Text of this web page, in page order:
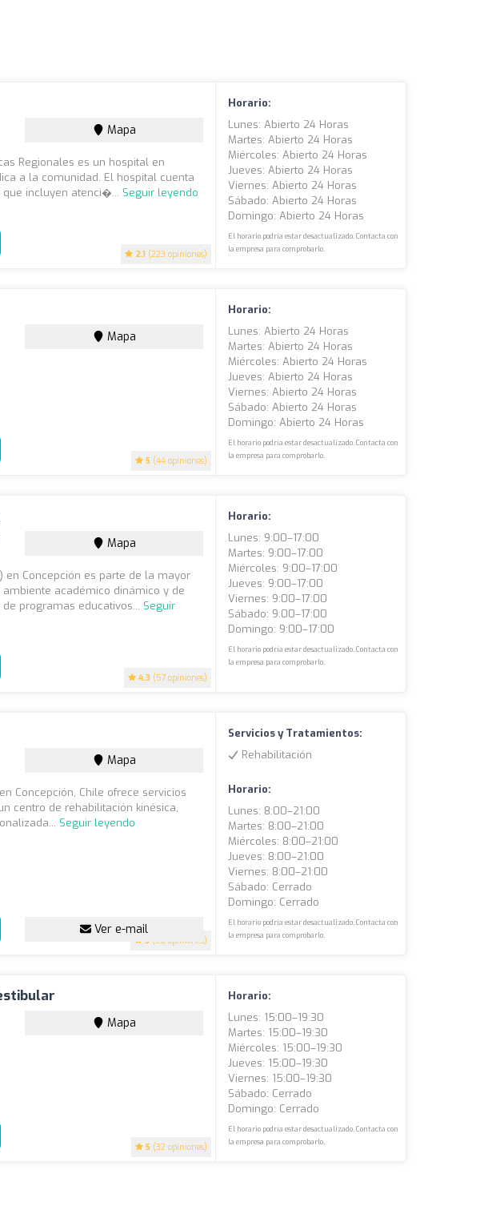
2.1 (223 opiniones)
Mapa
Regionales es un hospital en
a la comunidad. El hospital cuenta
incluyen atenci�... Seguir leyendo
Horario:
Lunes: Abierto 24 Horas
Martes: Abierto 24 Horas
Miércoles: Abierto 24 Horas
Jueves: Abierto 24 Horas
Viernes: Abierto 24 Horas
Sábado: Abierto 24 Horas
Domingo: Abierto 24 Horas
El horario podría estar desactualizado. Contacta con
la empresa para comprobarlo.
5 (44 opiniones)
Mapa
Horario:
Lunes: Abierto 24 Horas
Martes: Abierto 24 Horas
Miércoles: Abierto 24 Horas
Jueves: Abierto 24 Horas
Viernes: Abierto 24 Horas
Sábado: Abierto 24 Horas
Domingo: Abierto 24 Horas
El horario podría estar desactualizado. Contacta con
la empresa para comprobarlo.
4.3 (57 opiniones)
Mapa
en Concepción es parte de la mayor
académico dinámico y de
programas educativos... Seguir
Horario:
Lunes: 9:00–17:00
Martes: 9:00–17:00
Miércoles: 9:00–17:00
Jueves: 9:00–17:00
Viernes: 9:00–17:00
Sábado: 9:00–17:00
Domingo: 9:00–17:00
El horario podría estar desactualizado. Contacta con
la empresa para comprobarlo.
5 (36 opiniones)
Mapa
Concepción, Chile ofrece servicios
centro de rehabilitación kinésica,
Seguir leyendo
Ver e-mail
Servicios y Tratamientos:
Rehabilitación
Horario:
Lunes: 8:00–21:00
Martes: 8:00–21:00
Miércoles: 8:00–21:00
Jueves: 8:00–21:00
Viernes: 8:00–21:00
Sábado: Cerrado
Domingo: Cerrado
El horario podría estar desactualizado. Contacta con
la empresa para comprobarlo.
5 (32 opiniones)
Mapa
Horario:
Lunes: 15:00–19:30
Martes: 15:00–19:30
Miércoles: 15:00–19:30
Jueves: 15:00–19:30
Viernes: 15:00–19:30
Sábado: Cerrado
Domingo: Cerrado
El horario podría estar desactualizado. Contacta con
la empresa para comprobarlo.